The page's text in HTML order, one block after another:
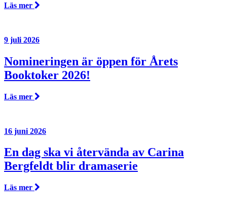
Läs mer
9 juli 2026
Nomineringen är öppen för Årets
Booktoker 2026!
Läs mer
16 juni 2026
En dag ska vi återvända av Carina
Bergfeldt blir dramaserie
Läs mer